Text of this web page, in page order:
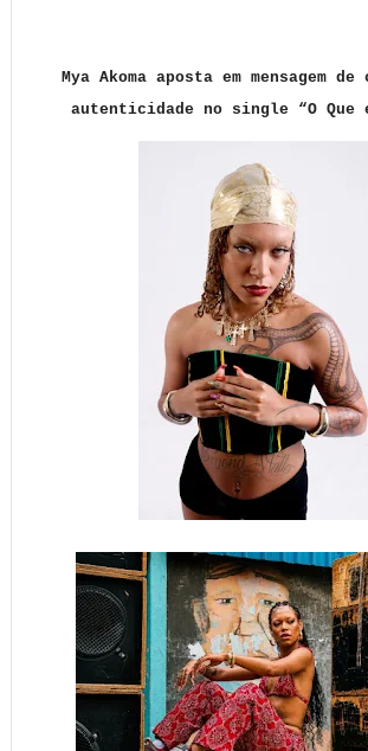
Mya Akoma aposta em mensagem
autenticidade no single “O Que é